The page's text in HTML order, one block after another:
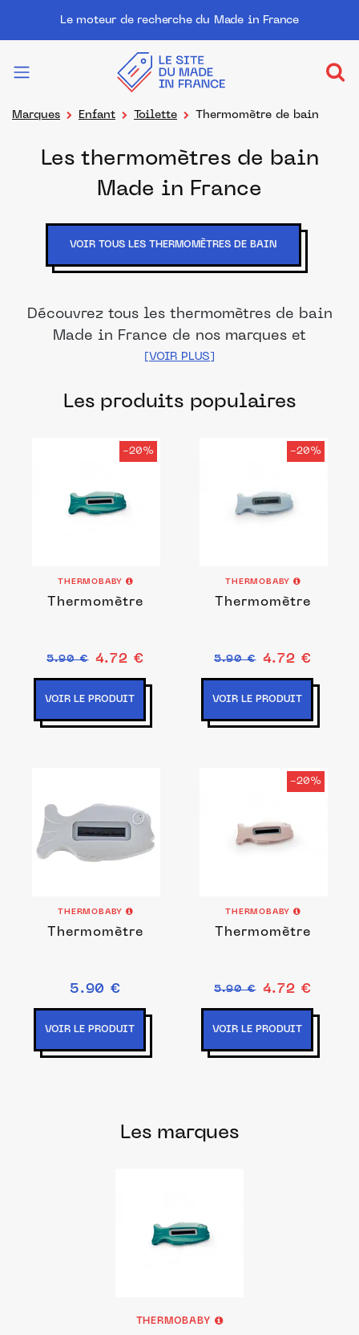
Le moteur de recherche du Made in France
Marques Enfant Toilette Thermomètre de bain
Les thermomètres de bain
Made in France
VOIR TOUS LES THERMOMÈTRES DE BAIN
Découvrez tous les thermomètres de bain
Made in France de nos marques et
distributeurs partenaires. Des produits
manufactures français pour chacune de
Les produits populaires
-20%
THERMOBABY
Thermomètre
5.90 € 4.72 €
VOIR LE PRODUIT
-20%
THERMOBABY
Thermomètre
5.90 € 4.72 €
VOIR LE PRODUIT
THERMOBABY
Thermomètre
5.90 €
VOIR LE PRODUIT
-20%
THERMOBABY
Thermomètre
5.90 € 4.72 €
VOIR LE PRODUIT
Les marques
THERMOBABY